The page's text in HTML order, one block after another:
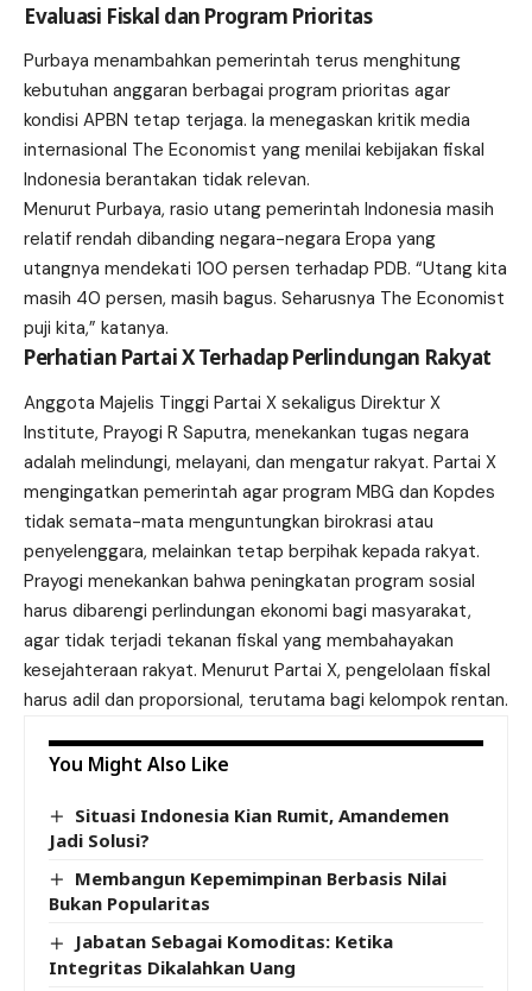
Evaluasi Fiskal dan Program Prioritas
Purbaya menambahkan pemerintah terus menghitung
kebutuhan anggaran berbagai program prioritas agar
kondisi APBN tetap terjaga. Ia menegaskan kritik media
internasional The Economist yang menilai kebijakan fiskal
Indonesia berantakan tidak relevan.
Menurut Purbaya, rasio utang pemerintah Indonesia masih
relatif rendah dibanding negara-negara Eropa yang
utangnya mendekati 100 persen terhadap PDB. “Utang kita
masih 40 persen, masih bagus. Seharusnya The Economist
puji kita,” katanya.
Perhatian Partai X Terhadap Perlindungan Rakyat
Anggota Majelis Tinggi Partai X sekaligus Direktur X
Institute, Prayogi R Saputra, menekankan tugas negara
adalah melindungi, melayani, dan mengatur rakyat. Partai X
mengingatkan pemerintah agar program MBG dan Kopdes
tidak semata-mata menguntungkan birokrasi atau
penyelenggara, melainkan tetap berpihak kepada rakyat.
Prayogi menekankan bahwa peningkatan program sosial
harus dibarengi perlindungan ekonomi bagi masyarakat,
agar tidak terjadi tekanan fiskal yang membahayakan
kesejahteraan rakyat. Menurut Partai X, pengelolaan fiskal
harus adil dan proporsional, terutama bagi kelompok rentan.
You Might Also Like
Situasi Indonesia Kian Rumit, Amandemen
Jadi Solusi?
Membangun Kepemimpinan Berbasis Nilai
Bukan Popularitas
Jabatan Sebagai Komoditas: Ketika
Integritas Dikalahkan Uang